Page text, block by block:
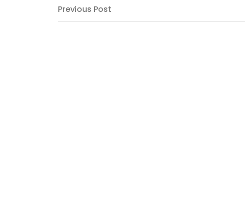
Post
Previous
Previous Post